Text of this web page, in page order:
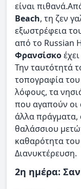
είναι
Beach, τη ζεν
εξωστρέφεια
από το Russian
Φρανσίσκο
Την ταυτότητά
τοπογραφία
λόφους, τα
που αγαπούν οι
άλλα πράγματα,
θαλάσσιου
καθαρότητα
Διανυκτέρευση.
2η ημέρα: